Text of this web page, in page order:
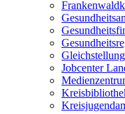
Jobcenter